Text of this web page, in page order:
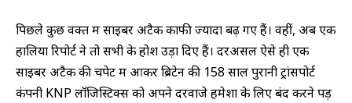
पिछले कुछ वक्त में साइबर अटैक काफी ज्यादा बढ़ गए हैं। वहीं, अब एक
हालिया रिपोर्ट ने तो सभी के होश उड़ा दिए हैं। दरअसल ऐसे ही एक
साइबर अटैक की चपेट में आकर ब्रिटेन की 158 साल पुरानी ट्रांसपोर्ट
कंपनी KNP लॉजिस्टिक्स को अपने दरवाजे हमेशा के लिए बंद करने पड़